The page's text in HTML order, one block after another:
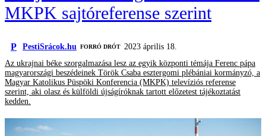
MKPK sajtóreferense szerint
P PestiSrácok.hu FORRÓ DRÓT
2023 április 18.
Az ukrajnai béke szorgalmazása lesz az egyik központi témája Ferenc pápa
magyarországi beszédeinek Török Csaba esztergomi plébániai kormányzó, a
Magyar Katolikus Püspöki Konferencia (MKPK) televíziós referense
szerint, aki olasz és külföldi újságíróknak tartott előzetest tájékoztatást
kedden.